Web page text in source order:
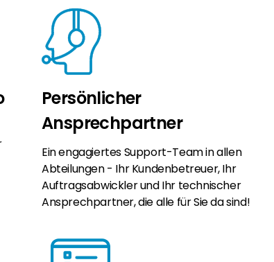
Persönlicher
Ansprechpartner
Ein engagiertes Support-Team in allen
Abteilungen - Ihr Kundenbetreuer, Ihr
Auftragsabwickler und Ihr technischer
Ansprechpartner, die alle für Sie da sind!